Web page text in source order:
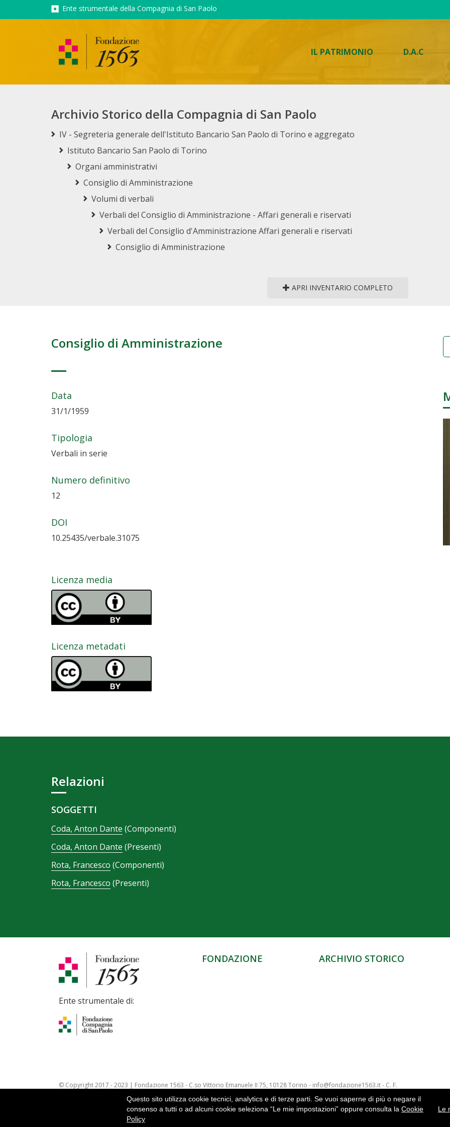
Questo sito utilizza cookie tecnici, analytics e di terze parti. Se vuoi saperne di più o negare il
consenso a tutti o ad alcuni cookie seleziona “Le mie impostazioni” oppure consulta la Cookie
Policy
Le
Ente strumentale della Compagnia di San Paolo
IL PATRIMONIO D.A.C
Archivio Storico della Compagnia di San Paolo
IV - Segreteria generale dell'Istituto Bancario San Paolo di Torino e aggregato
Istituto Bancario San Paolo di Torino
Organi amministrativi
Consiglio di Amministrazione
Volumi di verbali
Verbali del Consiglio di Amministrazione - Affari generali e riservati
Verbali del Consiglio d'Amministrazione Affari generali e riservati
Consiglio di Amministrazione
APRI INVENTARIO COMPLETO
Consiglio di Amministrazione
Data
31/1/1959
Tipologia
Verbali in serie
Numero definitivo
12
DOI
10.25435/verbale.31075
Licenza media
Licenza metadati
Relazioni
SOGGETTI
Coda, Anton Dante (Componenti)
Coda, Anton Dante (Presenti)
Rota, Francesco (Componenti)
Rota, Francesco (Presenti)
Ente strumentale di:
FONDAZIONE ARCHIVIO STORICO
© Copyright 2017 - 2023 | Fondazione 1563 - C.so Vittorio Emanuele II 75, 10128 Torino - info@fondazione1563.it - C. F.
Webarchive 2014 - 2017 |Webarchive 2017 - 2021 |Privacy | Cookies |